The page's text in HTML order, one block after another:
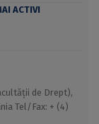
ACTIVI
de Drept),
Tel/Fax: + (4)